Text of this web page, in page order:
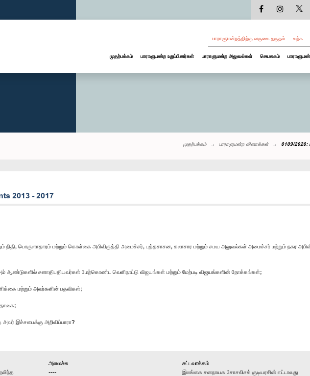
பாராளுமன்றத்திற்கு வருகை தருதல் கற்க
முதற்பக்கம் பாராளுமன்ற உறுப்பினர்கள் பாராளுமன்ற அலுவல்கள் செயலகம்
முதற்பக்கம் பாராளுமன்ற வினாக்கள் 0109/2020:
2013 - 2017
பொருளாதாரம் மற்றும் கொள்கை அபிவிருத்தி அமைச்சர், புத்தசாசன, கலாசார மற்றும் சமய அலுவல்கள் அமைச்சர் மற்றும் நகர
அம் ஆண்டுகளில் சனாதிபதியவர்கள் மேற்கொண்ட வெளிநாட்டு விஜயங்கள் மற்றும் மேற்படி விஜயங்களின் நோக்கங்கள்;
மற்றும் அவர்களின் பதவிகள்;
இச்சபைக்கு அறிவிப்பாரா?
அமைச்சு
----
சட்டவாக்கம்
இலங்கை சனநாயக சோசலிசக் குடியரசின் எட்டாவது